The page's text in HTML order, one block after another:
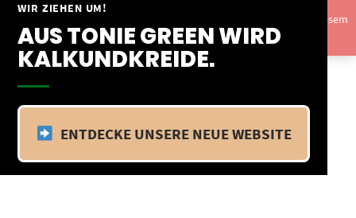
WIR ZIEHEN UM!
AUS TONIE GREEN WIRD
KALKUNDKREIDE.
ENTDECKE UNSERE NEUE WEBSITE
Springe
Inhalt
Vom 09.04.25 - 20.04.25 befinden wir uns im Betriebsurlaub. In diesem
Zeitraum findet kein Versand statt.Ausblenden